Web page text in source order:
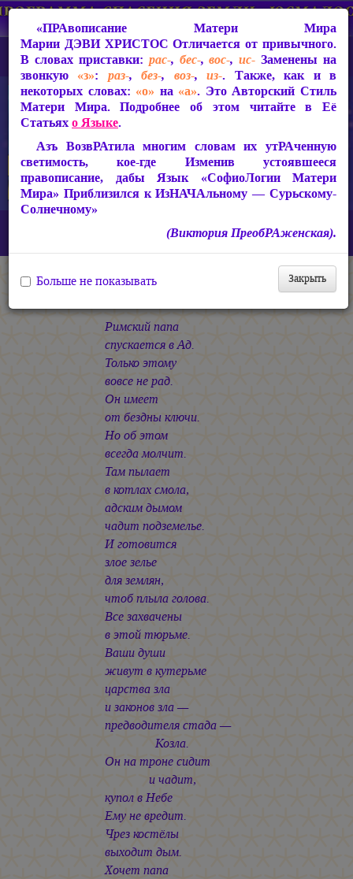
СакРАльная Поэзия Матери Мира
КАЛИМА Патала Лока
Патала Лока
Римский папа
спускается в Ад.
Только этому
вовсе не рад.
Он имеет
от бездны ключи.
Но об этом
всегда молчит.
Там пылает
в котлах смола,
адским дымом
чадит подземелье.
И готовится
злое зелье
для землян,
чтоб плыла голова.
Все захвачены
в этой тюрьме.
Ваши души
живут в кутерьме
царства зла
и законов зла —
предводителя стада —
Козла.
Он на троне сидит
и чадит,
купол в Небе
Ему не вредит.
Чрез костёлы
выходит дым.
Хочет папа
«ПРАвописание Матери Мира
Марии ДЭВИ ХРИСТОС Отличается от привычного.
В словах приставки: рас-, бес-,вос-,ис- Заменены на
звонкую «з»: раз-,без-, воз-,из-. Также, как и в
некоторых словах: «о» на «а». Это Авторский Стиль
Матери Мира. Подробнее об этом читайте в Её
Статьяхо Языке.
Азъ ВозвРАтила многим словам их утРАченную
светимость, кое-где Изменив устоявшееся
правописание, дабы Язык «СофиоЛогии Матери
Мира» Приблизился к ИзНАЧАльному — Сурьскому-
Солнечному»
(Виктория ПреобРАженская).
Закрыть
Больше не показывать